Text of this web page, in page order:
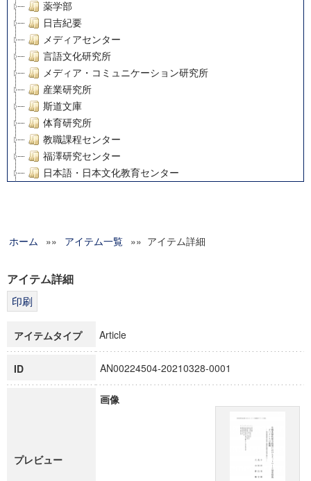
薬学部
日吉紀要
メディアセンター
言語文化研究所
メディア・コミュニケーション研究所
産業研究所
斯道文庫
体育研究所
教職課程センター
福澤研究センター
日本語・日本文化教育センター
グローバルリサーチインスティテュート
科学研究費補助金研究成果報告書
博士課程教育リーディングプログラム「超成熟社会発展のサ
ホーム »» アイテム一覧 »» アイテム詳細
アイテム詳細
アイテムタイプ Article
ID AN00224504-20210328-0001
プレビュー
画像